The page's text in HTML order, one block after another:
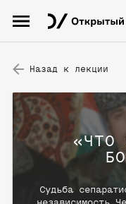
Назад к лекции
«ЧТО
Судьба